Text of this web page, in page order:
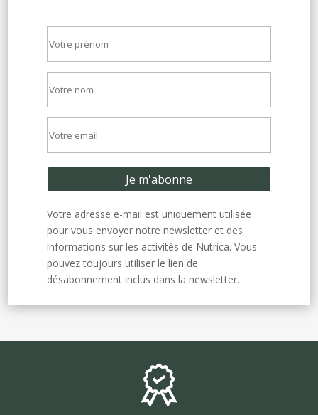
Votre adresse e-mail est uniquement utilisée
pour vous envoyer notre newsletter et des
informations sur les activités de Nutrica. Vous
pouvez toujours utiliser le lien de
désabonnement inclus dans la newsletter.